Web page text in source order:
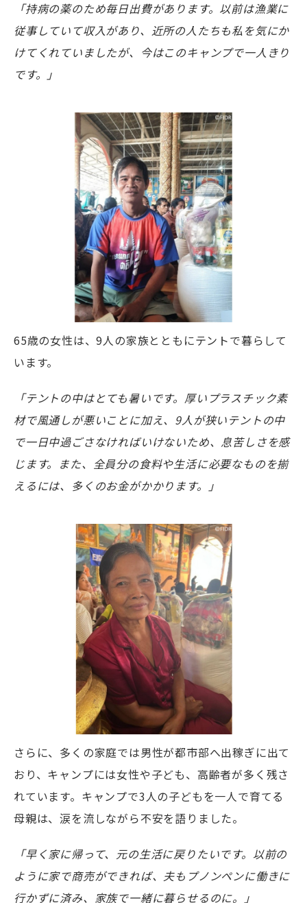
「持病の薬のため毎日出費があります。以前は漁業に
従事していて収入があり、近所の人たちも私を気にか
けてくれていましたが、今はこのキャンプで一人きり
です。」
65歳の女性は、9人の家族とともにテントで暮らして
います。
「テントの中はとても暑いです。厚いプラスチック素
材で風通しが悪いことに加え、9人が狭いテントの中
で一日中過ごさなければいけないため、息苦しさを感
じます。また、全員分の食料や生活に必要なものを揃
えるには、多くのお金がかかります。」
さらに、多くの家庭では男性が都市部へ出稼ぎに出て
おり、キャンプには女性や子ども、高齢者が多く残さ
れています。キャンプで3人の子どもを一人で育てる
母親は、涙を流しながら不安を語りました。
「早く家に帰って、元の生活に戻りたいです。以前の
ように家で商売ができれば、夫もプノンペンに働きに
行かずに済み、家族で一緒に暮らせるのに。」